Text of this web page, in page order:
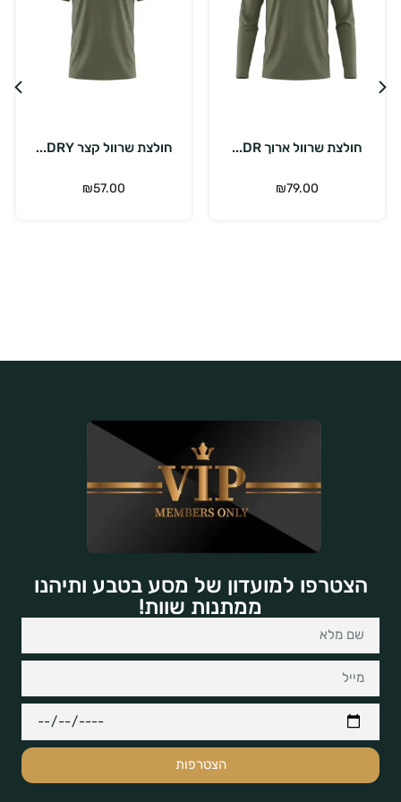
חולצת שרוול ארוך DR...
₪79.00
חולצת שרוול קצר DRY...
₪57.00
הצטרפו למועדון של מסע בטבע ותיהנו
ממתנות שוות!
הצטרפות